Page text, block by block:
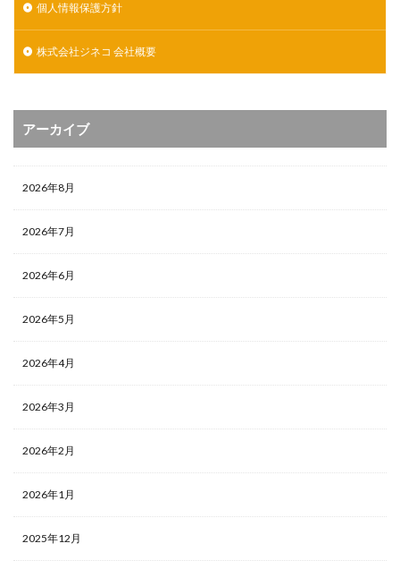
個人情報保護方針
株式会社ジネコ 会社概要
アーカイブ
2026年8月
2026年7月
2026年6月
2026年5月
2026年4月
2026年3月
2026年2月
2026年1月
2025年12月